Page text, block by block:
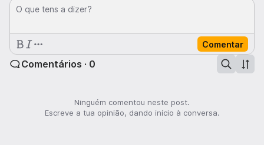
O que tens a dizer?
Comentar
Comentários · 0
Ninguém comentou neste post.
Escreve a tua opinião, dando início à conversa.